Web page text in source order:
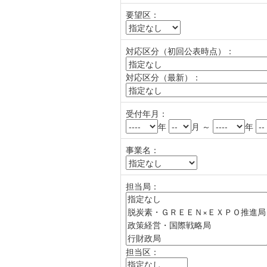
要望区：
対応区分（初回公表時点）：
対応区分（最新）：
受付年月：
年
月 ～
年
事業名：
担当局：
担当区：